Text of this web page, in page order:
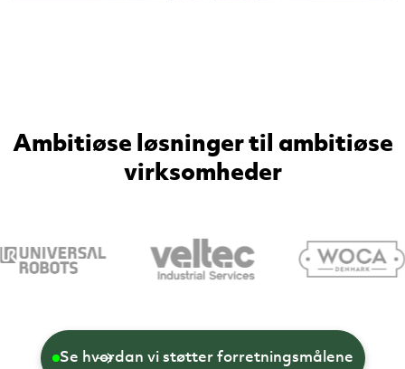
Ambitiøse løsninger til ambitiøse
virksomheder
Se hvordan vi støtter forretningsmålene